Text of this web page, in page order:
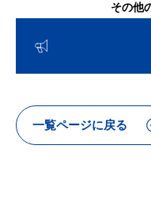
その他
一覧ページに戻る